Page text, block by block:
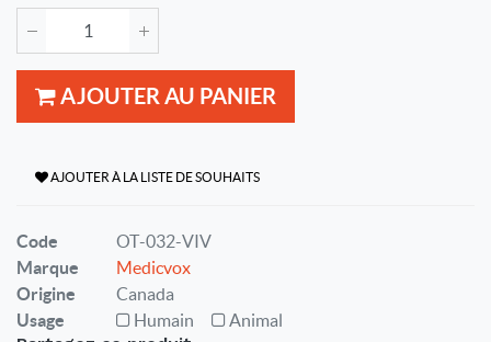
AJOUTER AU PANIER
AJOUTER À LA LISTE DE SOUHAITS
Code
OT-032-VIV
Marque
Medicvox
Origine
Canada
Usage
Humain Animal